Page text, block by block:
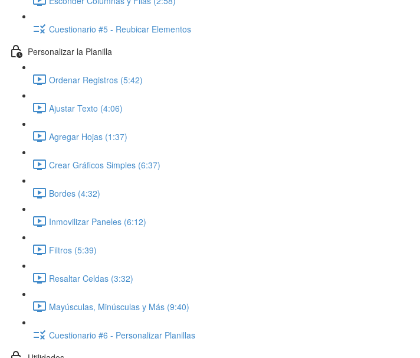
Cuestionario #5 - Reubicar Elementos
Personalizar la Planilla
Ordenar Registros (5:42)
Ajustar Texto (4:06)
Agregar Hojas (1:37)
Crear Gráficos Simples (6:37)
Bordes (4:32)
Inmovilizar Paneles (6:12)
Filtros (5:39)
Resaltar Celdas (3:32)
Mayúsculas, Minúsculas y Más (9:40)
Cuestionario #6 - Personalizar Planillas